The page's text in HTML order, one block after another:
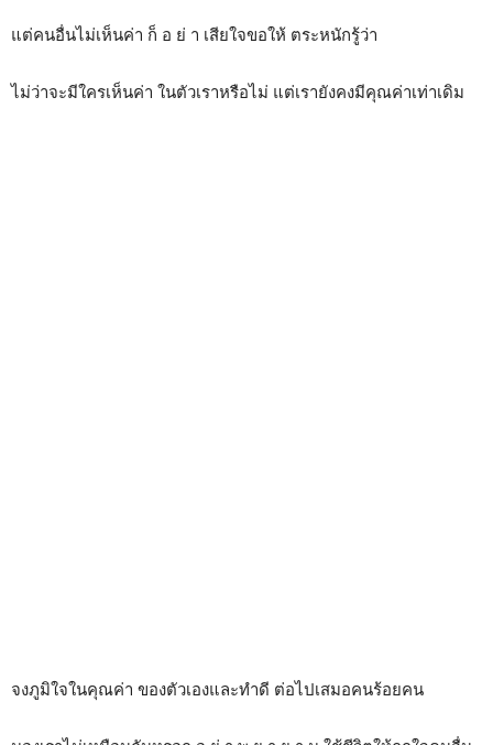
แต่คนอื่นไม่เห็นค่า ก็ อ ย่ า เสียใจขอให้ ตระหนักรู้ว่า
ไม่ว่าจะมีใครเห็นค่า ในตัวเราหรือไม่ แต่เรายังคงมีคุณค่าเท่าเดิม
จงภูมิใจในคุณค่า ของตัวเองและทำดี ต่อไปเสมอคนร้อยคน